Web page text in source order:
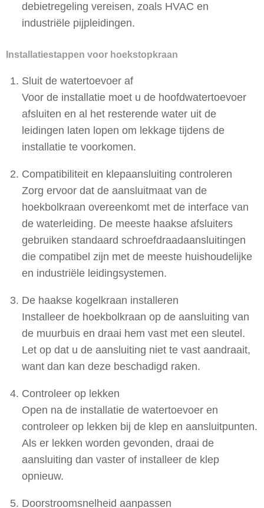
debietregeling vereisen, zoals HVAC en
industriële pijpleidingen.
Installatiestappen voor hoekstopkraan
Sluit de watertoevoer af
Voor de installatie moet u de hoofdwatertoevoer
afsluiten en al het resterende water uit de
leidingen laten lopen om lekkage tijdens de
installatie te voorkomen.
Compatibiliteit en klepaansluiting controleren
Zorg ervoor dat de aansluitmaat van de
hoekbolkraan overeenkomt met de interface van
de waterleiding. De meeste haakse afsluiters
gebruiken standaard schroefdraadaansluitingen
die compatibel zijn met de meeste huishoudelijke
en industriële leidingsystemen.
De haakse kogelkraan installeren
Installeer de hoekbolkraan op de aansluiting van
de muurbuis en draai hem vast met een sleutel.
Let op dat u de aansluiting niet te vast aandraait,
want dan kan deze beschadigd raken.
Controleer op lekken
Open na de installatie de watertoevoer en
controleer op lekken bij de klep en aansluitpunten.
Als er lekken worden gevonden, draai de
aansluiting dan vaster of installeer de klep
opnieuw.
Doorstroomsnelheid aanpassen